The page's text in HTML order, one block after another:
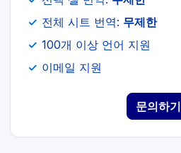
전체 시트 번역: 무제한
100개 이상 언어 지원
이메일 지원
문의하기